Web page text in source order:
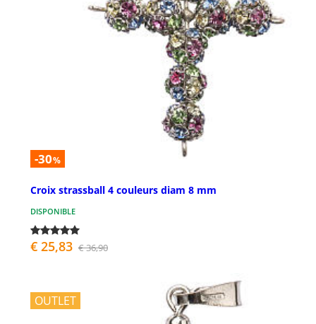
-30%
Croix strassball 4 couleurs diam 8 mm
DISPONIBLE
€ 25,83 € 36,90
OUTLET